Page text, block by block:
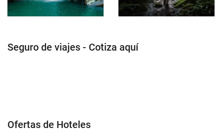
Seguro de viajes - Cotiza aquí
Ofertas de Hoteles